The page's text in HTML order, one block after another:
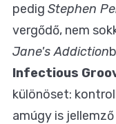
pedig Stephen
vergődő, nem
Jane's Addiction
Infectious
különöset:
amúgy is